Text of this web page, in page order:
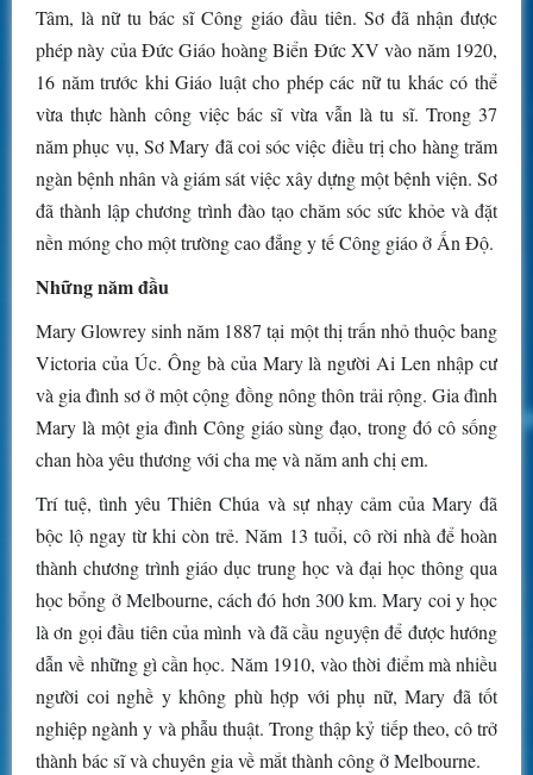
Tâm, là nữ tu bác sĩ Công giáo đầu tiên. Sơ đã nhận được
phép này của Đức Giáo hoàng Biển Đức XV vào năm 1920,
16 năm trước khi Giáo luật cho phép các nữ tu khác có thể
vừa thực hành công việc bác sĩ vừa vẫn là tu sĩ. Trong 37
năm phục vụ, Sơ Mary đã coi sóc việc điều trị cho hàng trăm
ngàn bệnh nhân và giám sát việc xây dựng một bệnh viện. Sơ
đã thành lập chương trình đào tạo chăm sóc sức khỏe và đặt
nền móng cho một trường cao đẳng y tế Công giáo ở Ấn Độ.
Những năm đầu
Mary Glowrey sinh năm 1887 tại một thị trấn nhỏ thuộc bang
Victoria của Úc. Ông bà của Mary là người Ai Len nhập cư
và gia đình sơ ở một cộng đồng nông thôn trải rộng. Gia đình
Mary là một gia đình Công giáo sùng đạo, trong đó cô sống
chan hòa yêu thương với cha mẹ và năm anh chị em.
Trí tuệ, tình yêu Thiên Chúa và sự nhạy cảm của Mary đã
bộc lộ ngay từ khi còn trẻ. Năm 13 tuổi, cô rời nhà để hoàn
thành chương trình giáo dục trung học và đại học thông qua
học bổng ở Melbourne, cách đó hơn 300 km. Mary coi y học
là ơn gọi đầu tiên của mình và đã cầu nguyện để được hướng
dẫn về những gì cần học. Năm 1910, vào thời điểm mà nhiều
người coi nghề y không phù hợp với phụ nữ, Mary đã tốt
nghiệp ngành y và phẫu thuật. Trong thập kỷ tiếp theo, cô trở
thành bác sĩ và chuyên gia về mắt thành công ở Melbourne.